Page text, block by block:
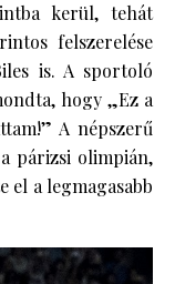
kerül, tehát
felszerelése
is. A sportoló
hogy „Ez a
A népszerű
párizsi olimpián,
el a legmagasabb